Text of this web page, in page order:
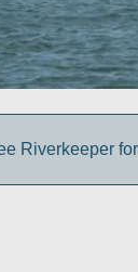
Riverkeeper